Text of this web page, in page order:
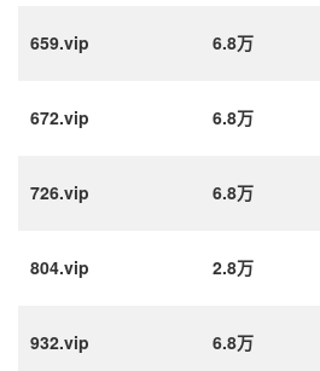
659.vip 6.8万
672.vip 6.8万
726.vip 6.8万
804.vip 2.8万
932.vip 6.8万